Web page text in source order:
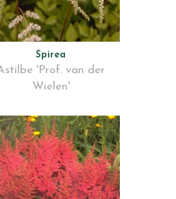
Spirea
'Prof. van der
Wielen'